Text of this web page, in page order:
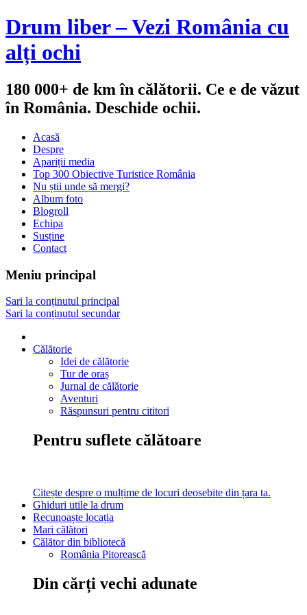
Drum liber – Vezi România cu
alți ochi
180 000+ de km în călătorii. Ce e de văzut
în România. Deschide ochii.
Acasă
Despre
Apariții media
Top 300 Obiective Turistice România
Nu știi unde să mergi?
Album foto
Blogroll
Echipa
Susține
Contact
Meniu principal
Sari la conținutul principal
Sari la conținutul secundar
Călătorie
Idei de călătorie
Tur de oraș
Jurnal de călătorie
Aventuri
Răspunsuri pentru cititori
Pentru suflete călătoare
Citește despre o mulțime de locuri deosebite din țara ta.
Ghiduri utile la drum
Recunoaște locația
Mari călători
Călător din bibliotecă
România Pitorească
Din cărți vechi adunate